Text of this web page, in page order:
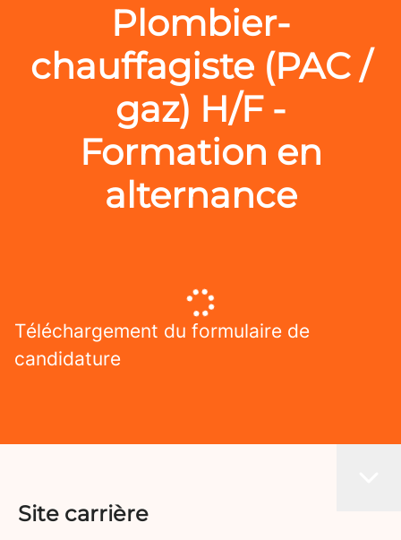
Plombier-
chauffagiste (PAC /
gaz) H/F -
Formation en
alternance
Téléchargement du formulaire de
candidature
Site carrière